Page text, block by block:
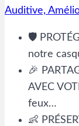
Auditive,
🛡️
notre
🎉
AVEC
feux…
👶